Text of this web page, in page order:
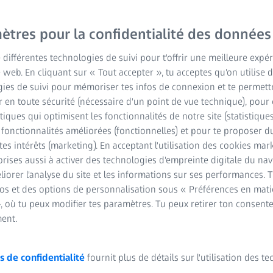
pendant la
atteintes
sein au stade
de l'unité des essais cliniques au département de radio-
pour la confidentialité des données
différentes technologies de suivi pour t'offrir une meilleure
En cliquant sur « Tout accepter », tu acceptes qu'on utilise
de suivi pour mémoriser tes infos de connexion et te
en toute sécurité (nécessaire d'un point de vue technique), pour
qui optimisent les fonctionnalités de notre site
améliorées (fonctionnelles) et pour te proposer
intérêts (marketing). En acceptant l'utilisation des cookies
aussi à activer des technologies d'empreinte digitale du
l'analyse du site et les informations sur ses performances.
et des options de personnalisation sous « Préférences en
où tu peux modifier tes paramètres. Tu peux retirer ton
de confidentialité fournit plus de détails sur l'utilisation des